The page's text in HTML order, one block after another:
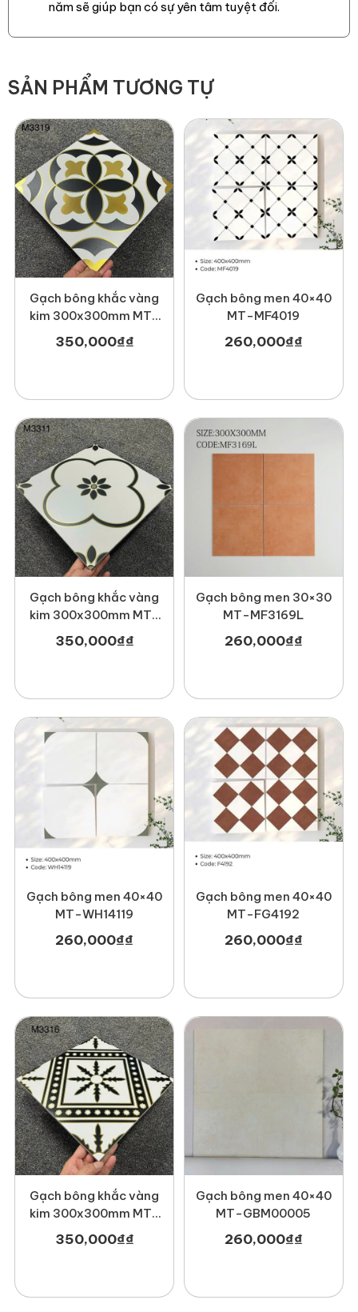
năm sẽ giúp bạn có sự yên tâm tuyệt đối.
SẢN PHẨM TƯƠNG TỰ
Gạch bông khắc vàng
kim 300x300mm MT-
M3319
350,000₫₫
Gạch bông men 40×40
MT-MF4019
260,000₫₫
Gạch bông khắc vàng
kim 300x300mm MT-
M3311
350,000₫₫
Gạch bông men 30×30
MT-MF3169L
260,000₫₫
Gạch bông men 40×40
MT-WH14119
260,000₫₫
Gạch bông men 40×40
MT-FG4192
260,000₫₫
Gạch bông khắc vàng
kim 300x300mm MT-
M3316
350,000₫₫
Gạch bông men 40×40
MT-GBM00005
260,000₫₫